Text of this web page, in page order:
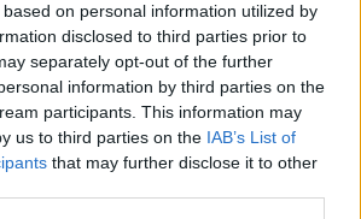
on personal information utilized by
disclosed to third parties prior to
separately opt-out of the further
information by third parties on the
participants. This information may
us to third parties on the IAB’s List of
that may further disclose it to other
Mura conquista Palau: grande
per il suo racconto